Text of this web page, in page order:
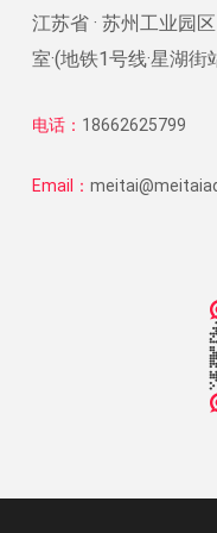
江苏省 · 苏州工业园
室·(地铁1号线·星湖街
电话： 18662625799
Email：